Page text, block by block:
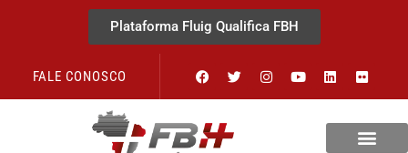
Plataforma Fluig Qualifica FBH
FALE CONOSCO